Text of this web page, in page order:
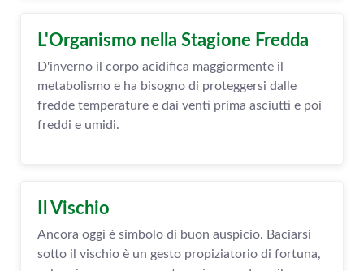
L'Organismo nella Stagione Fredda
D'inverno il corpo acidifica maggiormente il
metabolismo e ha bisogno di proteggersi dalle
fredde temperature e dai venti prima asciutti e poi
freddi e umidi.
Il Vischio
Ancora oggi è simbolo di buon auspicio. Baciarsi
sotto il vischio è un gesto propiziatorio di fortuna,